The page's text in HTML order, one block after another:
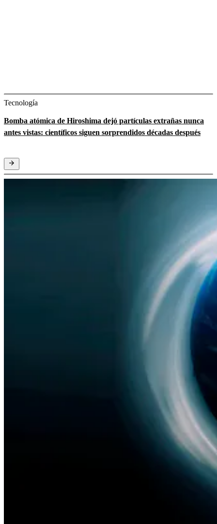
Tecnología
Bomba atómica de Hiroshima dejó partículas extrañas nunca
antes vistas: científicos siguen sorprendidos décadas después